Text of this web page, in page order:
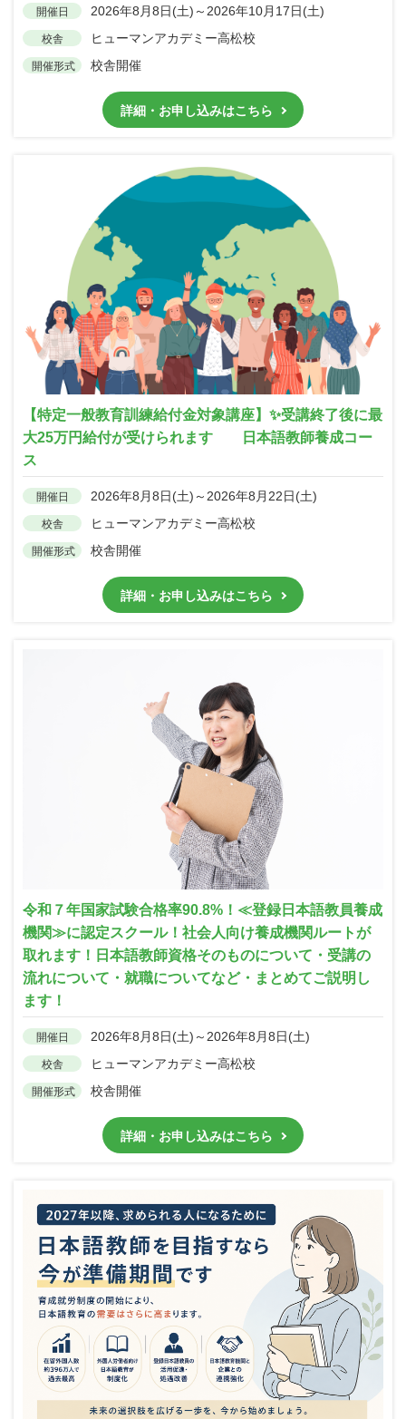
開催日 2026年8月8日(土)～2026年10月17日(土)
校舎 ヒューマンアカデミー高松校
開催形式 校舎開催
詳細・お申し込みはこちら
【特定一般教育訓練給付金対象講座】✨受講終了後に最
大25万円給付が受けられます 日本語教師養成コー
ス
開催日 2026年8月8日(土)～2026年8月22日(土)
校舎 ヒューマンアカデミー高松校
開催形式 校舎開催
詳細・お申し込みはこちら
令和７年国家試験合格率90.8%！≪登録日本語教員養成
機関≫に認定スクール！社会人向け養成機関ルートが
取れます！日本語教師資格そのものについて・受講の
流れについて・就職についてなど・まとめてご説明し
ます！
開催日 2026年8月8日(土)～2026年8月8日(土)
校舎 ヒューマンアカデミー高松校
開催形式 校舎開催
詳細・お申し込みはこちら